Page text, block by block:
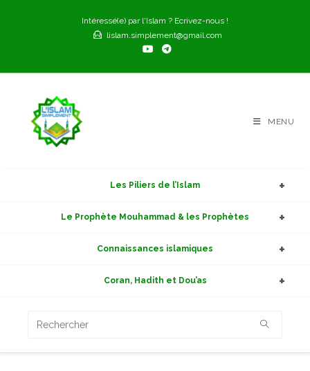
Intéressé(e) par l'Islam ? Ecrivez-nous !
lislam.simplement@gmail.com
MENU
Les Piliers de l’Islam
Le Prophète Mouhammad & les Prophètes
Connaissances islamiques
Coran, Hadith et Dou’as